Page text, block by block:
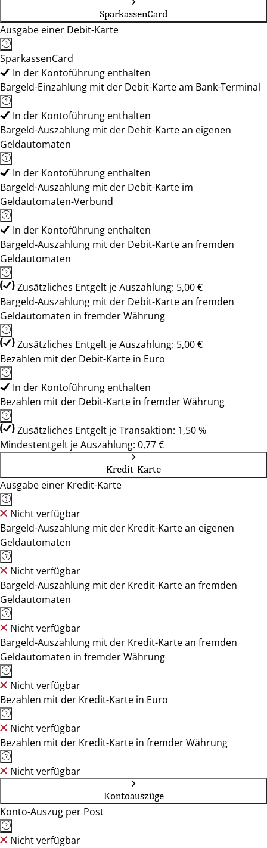
SparkassenCard
Ausgabe einer Debit-Karte
SparkassenCard
In der Kontoführung enthalten
Bargeld-Einzahlung mit der Debit-Karte am Bank-Terminal
In der Kontoführung enthalten
Bargeld-Auszahlung mit der Debit-Karte an eigenen
Geldautomaten
In der Kontoführung enthalten
Bargeld-Auszahlung mit der Debit-Karte im
Geldautomaten-Verbund
In der Kontoführung enthalten
Bargeld-Auszahlung mit der Debit-Karte an fremden
Geldautomaten
Zusätzliches Entgelt je Auszahlung: 5,00 €
Bargeld-Auszahlung mit der Debit-Karte an fremden
Geldautomaten in fremder Währung
Zusätzliches Entgelt je Auszahlung: 5,00 €
Bezahlen mit der Debit-Karte in Euro
In der Kontoführung enthalten
Bezahlen mit der Debit-Karte in fremder Währung
Zusätzliches Entgelt je Transaktion: 1,50 %
Mindestentgelt je Auszahlung: 0,77 €
Kredit-Karte
Ausgabe einer Kredit-Karte
Nicht verfügbar
Bargeld-Auszahlung mit der Kredit-Karte an eigenen
Geldautomaten
Nicht verfügbar
Bargeld-Auszahlung mit der Kredit-Karte an fremden
Geldautomaten
Nicht verfügbar
Bargeld-Auszahlung mit der Kredit-Karte an fremden
Geldautomaten in fremder Währung
Nicht verfügbar
Bezahlen mit der Kredit-Karte in Euro
Nicht verfügbar
Bezahlen mit der Kredit-Karte in fremder Währung
Nicht verfügbar
Kontoauszüge
Konto-Auszug per Post
Nicht verfügbar